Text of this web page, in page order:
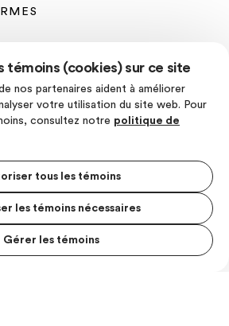
témoins (cookies) sur ce site
nos partenaires aident à améliorer
votre utilisation du site web. Pour
consultez notre politique de
tous les témoins
les témoins nécessaires
Gérer les témoins
lait du Quebec
MENU